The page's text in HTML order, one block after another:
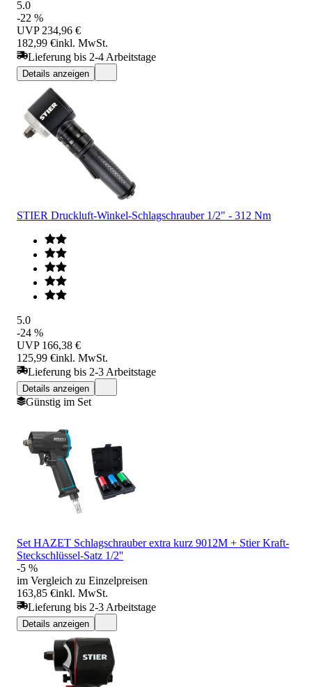
5.0
-22 %
UVP 234,96 €
182,99 €inkl. MwSt.
Lieferung bis 2-4 Arbeitstage
Details anzeigen
STIER Druckluft-Winkel-Schlagschrauber 1/2" - 312 Nm
5.0
-24 %
UVP 166,38 €
125,99 €inkl. MwSt.
Lieferung bis 2-3 Arbeitstage
Details anzeigen
Günstig im Set
Set HAZET Schlagschrauber extra kurz 9012M + Stier Kraft-
Steckschlüssel-Satz 1/2''
-5 %
im Vergleich zu Einzelpreisen
163,85 €inkl. MwSt.
Lieferung bis 2-3 Arbeitstage
Details anzeigen